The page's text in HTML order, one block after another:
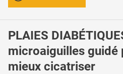
PLAIES
microaiguilles guidé
mieux cicatriser